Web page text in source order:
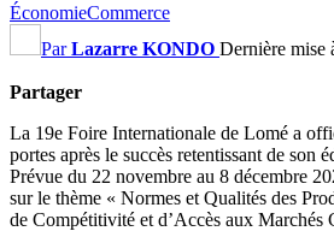
ÉconomieCommerce
ParLazarre KONDO Dernière mise
Partager
La 19e Foire Internationale de Lomé a
portes après le succès retentissant de son
Prévue du 22 novembre au 8 décembre
sur le thème « Normes et Qualités des
de Compétitivité et d’Accès aux Marchés